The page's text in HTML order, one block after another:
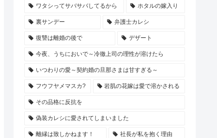
ワタシってサバサバしてるから ホタルの嫁入り
裏サンデー 弁護士カレシ
復讐は離婚の後で デザート
今夜、うちにおいで～冷徹上司の理性が溶けたら
いつわりの愛～契約婚の旦那さまは甘すぎる～
フウフヤメマスカ? 岩肌の花嫁は愛で溶かされる
その品格に反抗を
偽装カレシに愛されてしまいました
離縁は致しかねます！ 社長が私を抱く理由